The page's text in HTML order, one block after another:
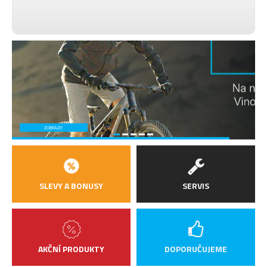
BRZDA
(PŘEDNÍ)
Magura Luise Elite, 203 mm,
4-pístová kotoučová brzda
BRZDA
(ZADNÍ)
Magura Luise Elite, 203 mm,
4-pístová kotoučová brzda
PLÁŠTĚ
Schwalbe Nobby Nic Perf,
ADDIX, 62-622/62-584,
29x2.40/27.5x2.40, Tubeless
ZAPLETENÝCH
KOL
Raymon VR23/DT210, 6-bolt,
15x110/12x148 mm
Označení
26 Y-X4-i840 darksilver
ZOBRAZIT
SLEVY A BONUSY
AKČNÍ PRODUKTY
SERVIS
DOPORUČUJEME